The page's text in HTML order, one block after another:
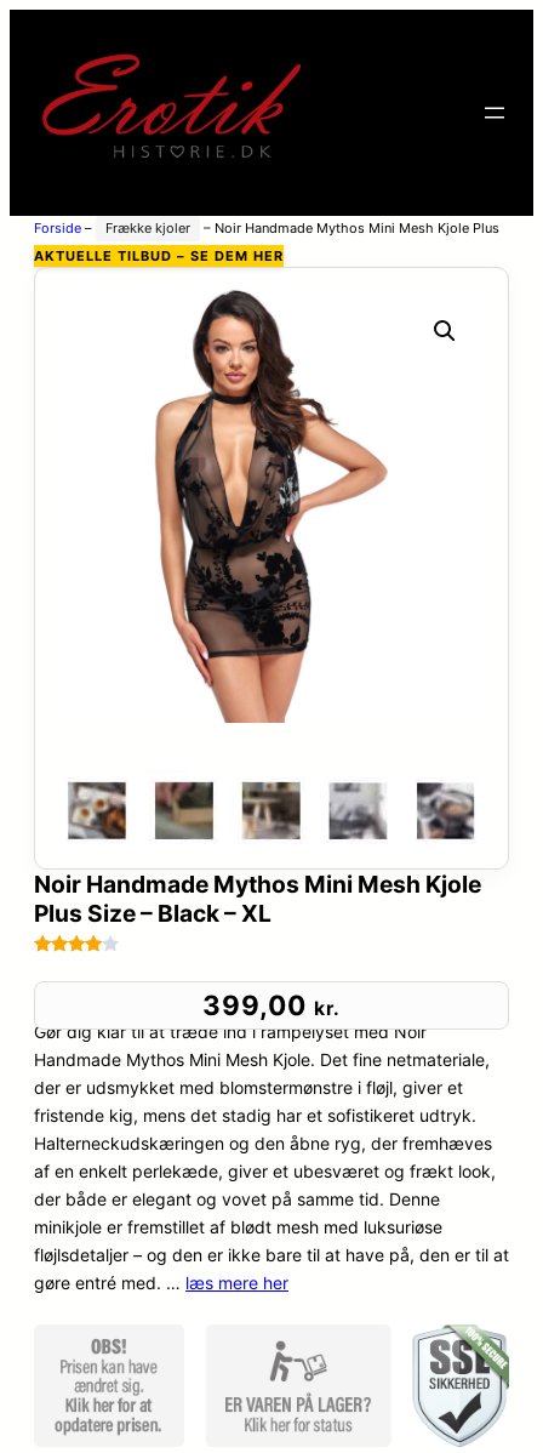
Forside – Frække kjoler – Noir Handmade Mythos Mini Mesh Kjole Plus
Size – Black – XL
AKTUELLE TILBUD – SE DEM HER
Noir Handmade Mythos Mini Mesh Kjole
Plus Size – Black – XL
som
af 5
baseret
på
kundebed
ømmels
er
399,00 kr.
Gør dig klar til at træde ind i rampelyset med Noir
Handmade Mythos Mini Mesh Kjole. Det fine netmateriale,
der er udsmykket med blomstermønstre i fløjl, giver et
fristende kig, mens det stadig har et sofistikeret udtryk.
Halterneckudskæringen og den åbne ryg, der fremhæves
af en enkelt perlekæde, giver et ubesværet og frækt look,
der både er elegant og vovet på samme tid. Denne
minikjole er fremstillet af blødt mesh med luksuriøse
fløjlsdetaljer – og den er ikke bare til at have på, den er til at
gøre entré med. … læs mere her